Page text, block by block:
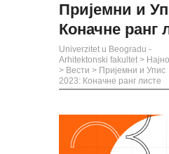
Пријемни и
Коначне ранг
Univerzitet u Beogradu -
Arhitektonski fakultet >
> Вести > Пријемни и Упис
2023: Коначне ранг листe